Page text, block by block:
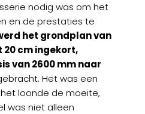
nodig was om het
en de prestaties te
het grondplan van
20 cm ingekort,
van 2600 mm naar
Het was een
loonde de moeite,
was niet alleen